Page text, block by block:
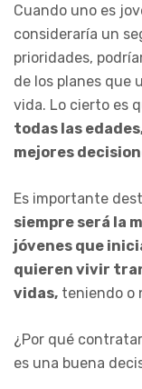
Cuando uno es
consideraría un
prioridades,
de los planes que
vida. Lo cierto es
todas las
mejores
Es importante
siempre será la
jóvenes que
quieren vivir
vidas, teniendo o
¿Por qué
es una buena